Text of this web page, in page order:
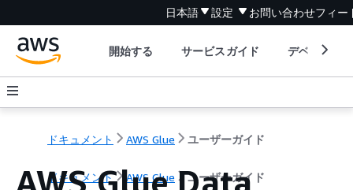
日本語 設定 お問い合わせフィー
開始する サービスガイド デベロッパ
ドキュメント AWS Glue ユーザーガイド
ドキュメント AWS Glue ユーザーガイド
AWS Glue Data